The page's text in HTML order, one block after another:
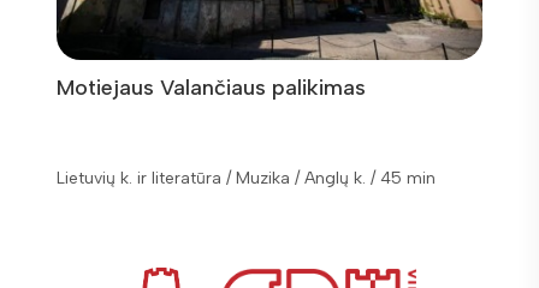
Motiejaus Valančiaus palikimas
Lietuvių k. ir literatūra / Muzika / Anglų k. / 45 min